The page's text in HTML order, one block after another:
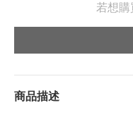
若想購
商品描述